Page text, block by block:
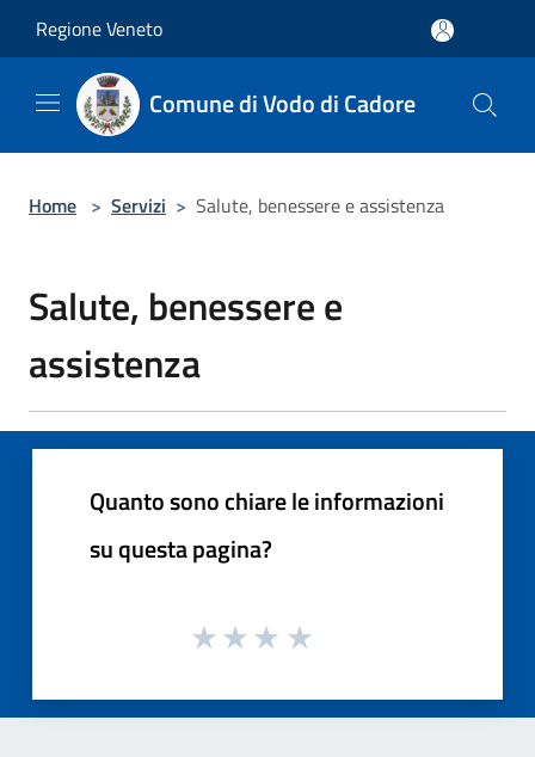
Regione Veneto
Comune di Vodo di Cadore
Home > Servizi > Salute, benessere e assistenza
Salute, benessere e
assistenza
Quanto sono chiare le informazioni
su questa pagina?